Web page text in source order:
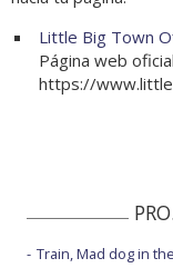
Little Big Town
Página web oficial
https://
Train, Mad dog in